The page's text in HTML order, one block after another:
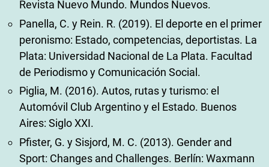
Revista Nuevo Mundo. Mundos Nuevos.
Panella, C. y Rein. R. (2019). El deporte en el primer
peronismo: Estado, competencias, deportistas. La
Plata: Universidad Nacional de La Plata. Facultad
de Periodismo y Comunicación Social.
Piglia, M. (2016). Autos, rutas y turismo: el
Automóvil Club Argentino y el Estado. Buenos
Aires: Siglo XXI.
Pfister, G. y Sisjord, M. C. (2013). Gender and
Sport: Changes and Challenges. Berlín: Waxmann